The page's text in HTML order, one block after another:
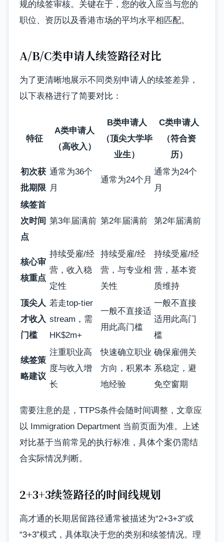
规的续签审核。关键在于，您的收入应当与您的
职位、资历以及香港市场的平均水平相匹配。
A/B/C类申请人续签路径对比
为了更清晰地展示不同类别申请人的续签差异，
以下表格进行了简要对比：
特征
A类申请人
（高收入）
B类申请人
（顶尖大学毕
业生）
C类申请人
（符合资
历）
初次获
批期限
通常为36个
月
通常为24个月
通常为24个
月
续签首
次时间
点
第3年届满前 第2年届满前 第2年届满前
核心审
核重点
持续受雇/经
营，收入稳
定性
持续受雇/经
营，与专业相
关性
持续受雇/经
营，基本资
质维持
顶尖人
才收入
门槛
若走top-tier
stream，需
HK$2m+
一般不直接适
用此高门槛
一般不直接
适用此高门
槛
续签策
略建议
注重职业高
度与收入增
长
快速确立职业
方向，积累本
地经验
确保雇佣关
系稳定，避
免空窗期
需要注意的是，TTPS条件会随时间调整，文章应
以 Immigration Department 当前页面为准。上述
对比基于当前常见的执行标准，具体个案仍需结
合实际情况判断。
2+3+3续签路径的时间线规划
高才通的长期居留路径通常被描述为“2+3+3”或
“3+3”模式，具体取决于您的类别和续签情况。理